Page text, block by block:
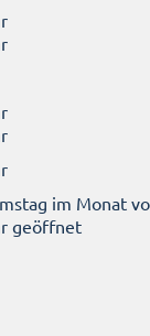
im Monat
geöffnet